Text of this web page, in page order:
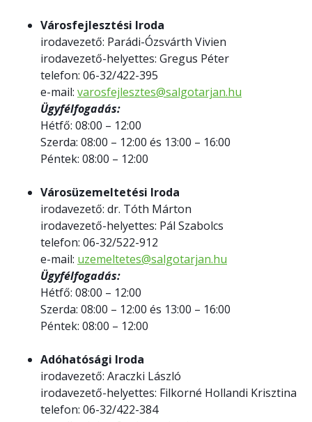
Városfejlesztési Iroda
irodavezető: Parádi-Ózsvárth Vivien
irodavezető-helyettes: Gregus Péter
telefon: 06-32/422-395
e-mail: varosfejlesztes@salgotarjan.hu
Ügyfélfogadás:
Hétfő: 08:00 – 12:00
Szerda: 08:00 – 12:00 és 13:00 – 16:00
Péntek: 08:00 – 12:00
Városüzemeltetési Iroda
irodavezető: dr. Tóth Márton
irodavezető-helyettes: Pál Szabolcs
telefon: 06-32/522-912
e-mail: uzemeltetes@salgotarjan.hu
Ügyfélfogadás:
Hétfő: 08:00 – 12:00
Szerda: 08:00 – 12:00 és 13:00 – 16:00
Péntek: 08:00 – 12:00
Adóhatósági Iroda
irodavezető: Araczki László
irodavezető-helyettes: Filkorné Hollandi Krisztina
telefon: 06-32/422-384